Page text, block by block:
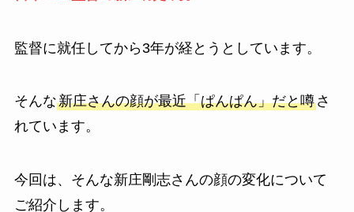
監督に就任してから3年が経とうとしています。
そんな新庄さんの顔が最近「ぱんぱん」だと噂さ
れています。
今回は、そんな新庄剛志さんの顔の変化について
ご紹介します。